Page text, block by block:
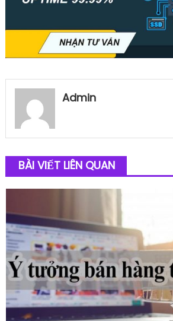
Admin
BÀI VIẾT LIÊN QUAN